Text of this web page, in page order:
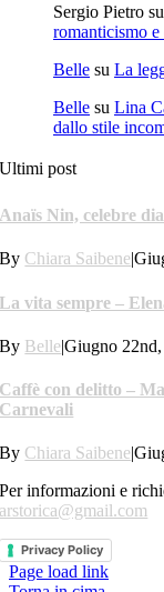
Sergio Pietro su
romanticismo
Belle su La
Belle su Lina
dallo stile
Ultimi post
Anaïs Nin, celebre
By Chiara Saibene|
La vita sempre –
By Belle|Giugno
Caffè con delitto –
Carnevali
By Chiara Saibene|
Per informazioni e
arstorica@gmail.com
Privacy Policy
Page load link